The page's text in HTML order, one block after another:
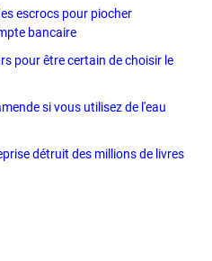
escrocs pour piocher
bancaire
pour être certain de choisir le
si vous utilisez de l'eau
détruit des millions de livres